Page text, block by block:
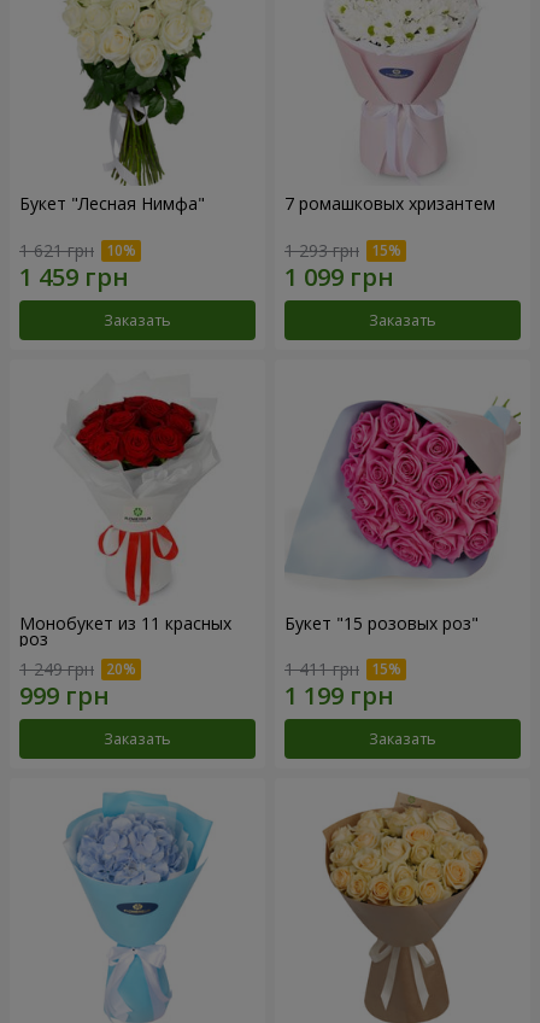
Букет "Лесная Нимфа"
1 621 грн
Заказать
7 ромашковых хризантем
1 293 грн
Заказать
Монобукет из 11 красных
роз
1 249 грн
Заказать
Букет "15 розовых роз"
1 411 грн
Заказать